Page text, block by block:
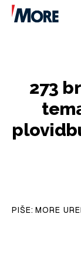
NAUTIKA
273
PIŠE: MORE